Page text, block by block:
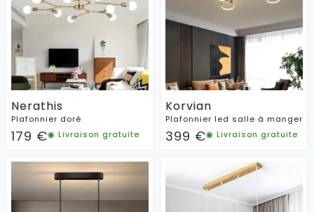
Nerathis
Plafonnier doré
179 €◉ Livraison gratuite
Korvian
Plafonnier led salle à manger
399 €◉ Livraison gratuite